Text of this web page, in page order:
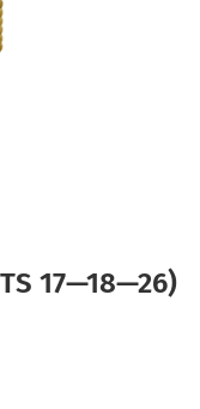
17—18—26)